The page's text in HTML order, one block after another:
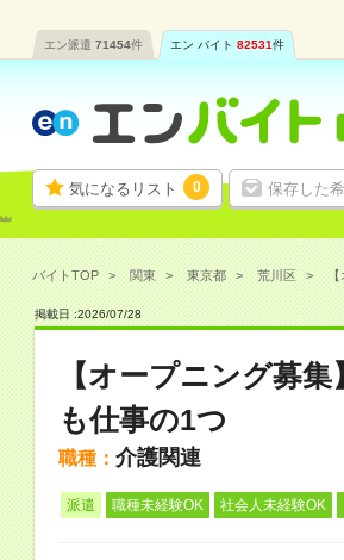
エン派遣 71454件 エン バイト 82531件
気になるリスト 0 保存した
バイトTOP 関東 東京都 荒川区 【
掲載日 :2026/07/28
【オープニング募
も仕事の1つ
職種： 介護関連
派遣 職種未経験OK 社会人未経験OK